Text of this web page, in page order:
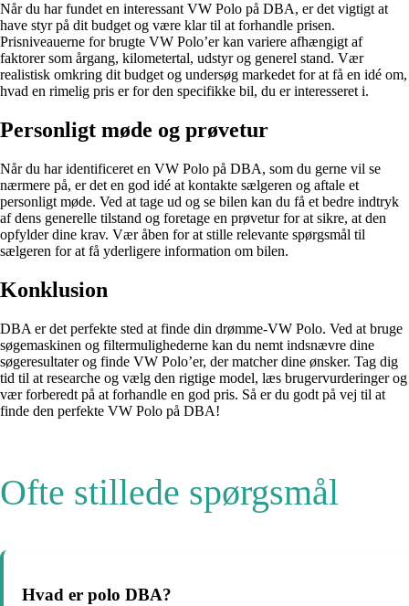
Når du har fundet en interessant VW Polo på DBA, er det vigtigt at
have styr på dit budget og være klar til at forhandle prisen.
Prisniveauerne for brugte VW Polo’er kan variere afhængigt af
faktorer som årgang, kilometertal, udstyr og generel stand. Vær
realistisk omkring dit budget og undersøg markedet for at få en idé om,
hvad en rimelig pris er for den specifikke bil, du er interesseret i.
Personligt møde og prøvetur
Når du har identificeret en VW Polo på DBA, som du gerne vil se
nærmere på, er det en god idé at kontakte sælgeren og aftale et
personligt møde. Ved at tage ud og se bilen kan du få et bedre indtryk
af dens generelle tilstand og foretage en prøvetur for at sikre, at den
opfylder dine krav. Vær åben for at stille relevante spørgsmål til
sælgeren for at få yderligere information om bilen.
Konklusion
DBA er det perfekte sted at finde din drømme-VW Polo. Ved at bruge
søgemaskinen og filtermulighederne kan du nemt indsnævre dine
søgeresultater og finde VW Polo’er, der matcher dine ønsker. Tag dig
tid til at researche og vælg den rigtige model, læs brugervurderinger og
vær forberedt på at forhandle en god pris. Så er du godt på vej til at
finde den perfekte VW Polo på DBA!
Ofte stillede spørgsmål
Hvad er polo DBA?